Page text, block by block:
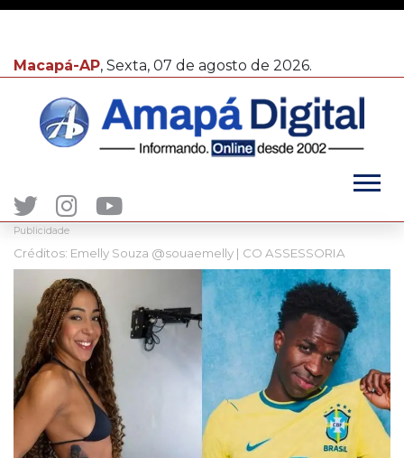
Macapá-AP, Sexta, 07 de agosto de 2026.
Publicidade
Créditos: Emelly Souza @souaemelly | CO ASSESSORIA